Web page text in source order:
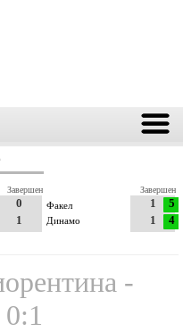
Факел
0
1
Динамо
Завершен
1
1
5
4
Завершен
-